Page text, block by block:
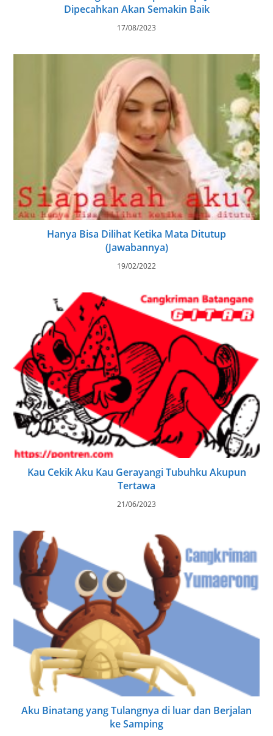
Dipecahkan Akan Semakin Baik
17/08/2023
Hanya Bisa Dilihat Ketika Mata Ditutup
(Jawabannya)
19/02/2022
Kau Cekik Aku Kau Gerayangi Tubuhku Akupun
Tertawa
21/06/2023
Aku Binatang yang Tulangnya di luar dan Berjalan
ke Samping